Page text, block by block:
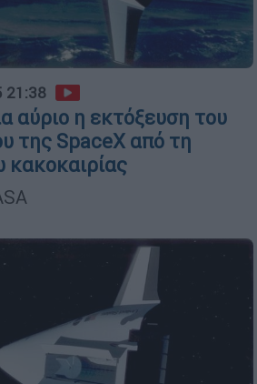
21:38
αύριο η εκτόξευση του
της SpaceX από τη
κακοκαιρίας